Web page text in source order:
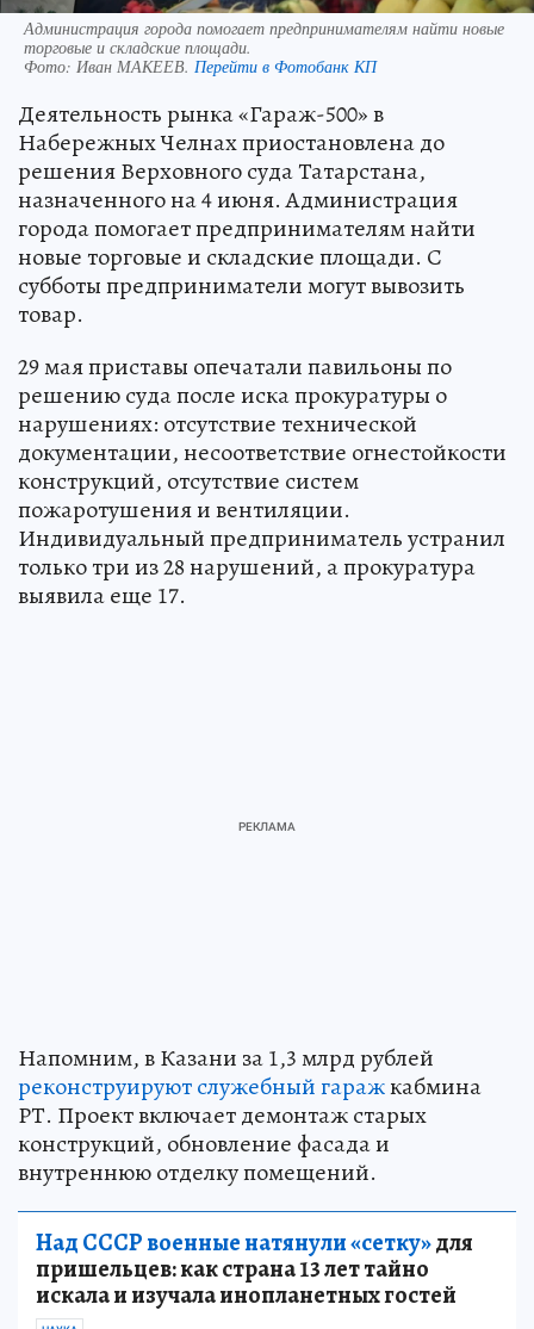
Администрация города помогает предпринимателям найти новые
торговые и складские площади.
Фото: Иван МАКЕЕВ. Перейти в Фотобанк КП
Деятельность рынка «Гараж-500» в
Набережных Челнах приостановлена до
решения Верховного суда Татарстана,
назначенного на 4 июня. Администрация
города помогает предпринимателям найти
новые торговые и складские площади. С
субботы предприниматели могут вывозить
товар.
29 мая приставы опечатали павильоны по
решению суда после иска прокуратуры о
нарушениях: отсутствие технической
документации, несоответствие огнестойкости
конструкций, отсутствие систем
пожаротушения и вентиляции.
Индивидуальный предприниматель устранил
только три из 28 нарушений, а прокуратура
выявила еще 17.
Напомним, в Казани за 1,3 млрд рублей
реконструируют служебный гаражкабмина
РТ. Проект включает демонтаж старых
конструкций, обновление фасада и
внутреннюю отделку помещений.
Над СССР военные натянули «сетку»для
пришельцев: как страна 13 лет тайно
искала и изучала инопланетных гостей